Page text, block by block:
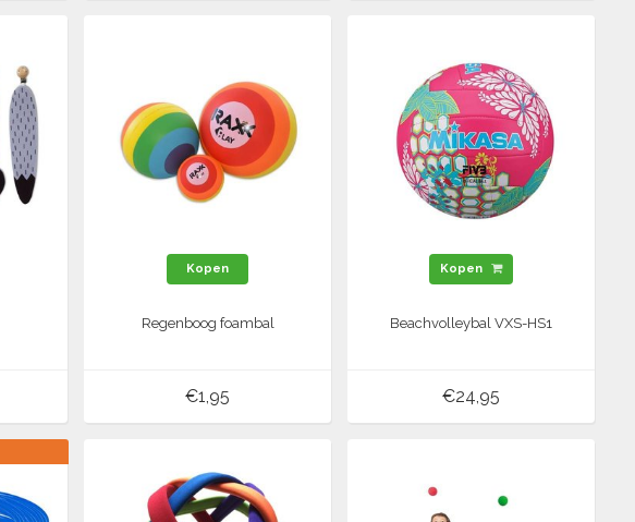
Kopen
Regenboog foambal
€1,95
Kopen
Beachvolleybal VXS-HS1
€24,95